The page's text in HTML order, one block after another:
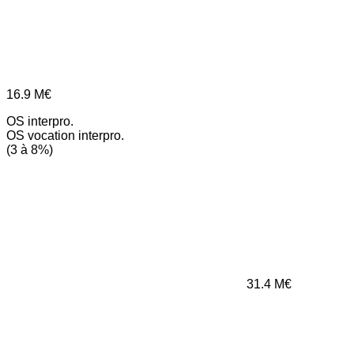
16.9 M€
OS interpro.
OS vocation interpro.
(3 à 8%)
31.4 M€